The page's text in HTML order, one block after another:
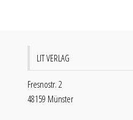
LIT VERLAG
Fresnostr. 2
48159 Münster